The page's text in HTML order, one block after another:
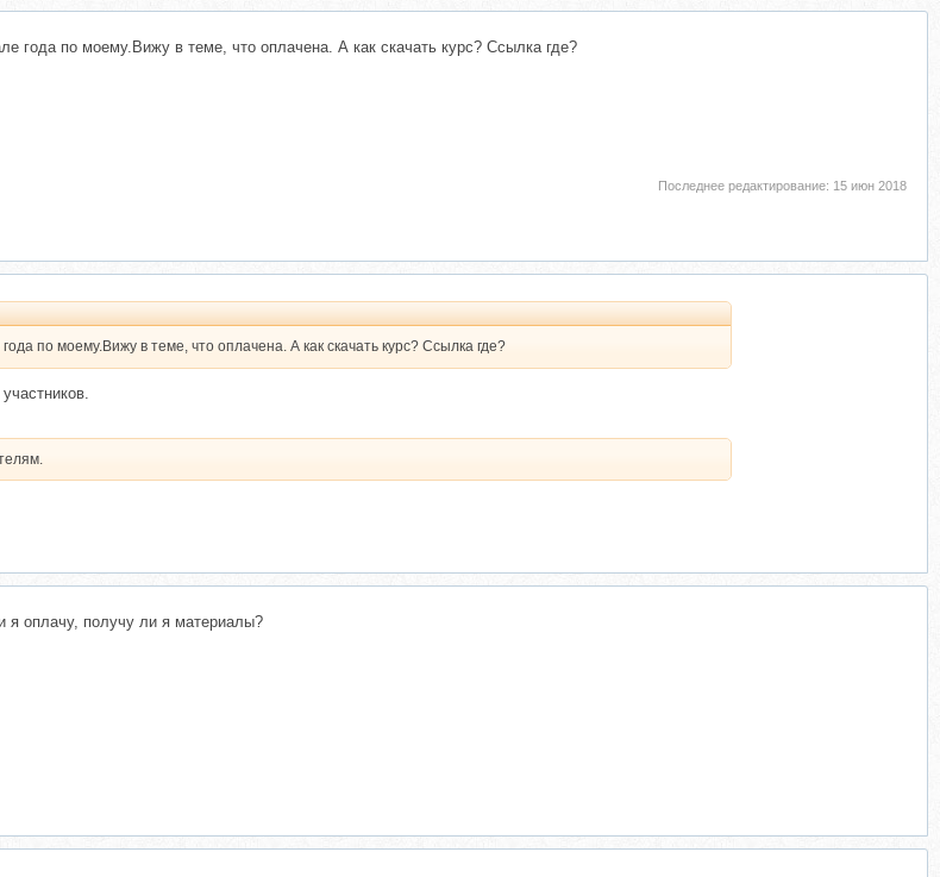
года по моему.Вижу в теме, что оплачена. А как скачать курс? Ссылка где?
Последнее редактирование: 15 июн 2018
по моему.Вижу в теме, что оплачена. А как скачать курс? Ссылка где?
я оплачу, получу ли я материалы?